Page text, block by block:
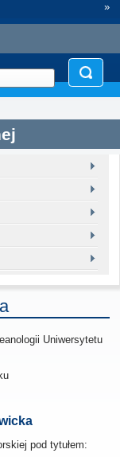
»
Uniwersytetu
pod tytułem: